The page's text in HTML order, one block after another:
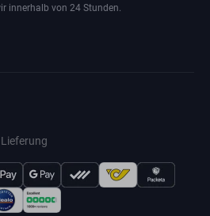
innerhalb von 24 Stunden.